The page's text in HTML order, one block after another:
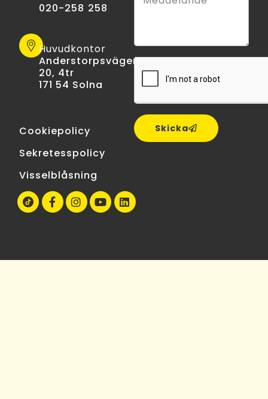
020-258 258
Huvudkontor
Anderstorpsvägen
20, 4tr
171 54 Solna
Cookiepolicy
Sekretesspolicy
Visselblåsning
Skicka